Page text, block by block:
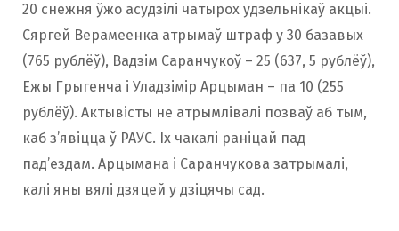
20 снежня ўжо асудзілі чатырох удзельнікаў акцыі.
Сяргей Верамеенка атрымаў штраф у 30 базавых
(765 рублёў), Вадзім Саранчукоў – 25 (637, 5 рублёў),
Ежы Грыгенча і Уладзімір Арцыман – па 10 (255
рублёў). Актывісты не атрымлівалі позваў аб тым,
каб з’явіцца ў РАУС. Іх чакалі раніцай пад
пад’ездам. Арцымана і Саранчукова затрымалі,
калі яны вялі дзяцей у дзіцячы сад.